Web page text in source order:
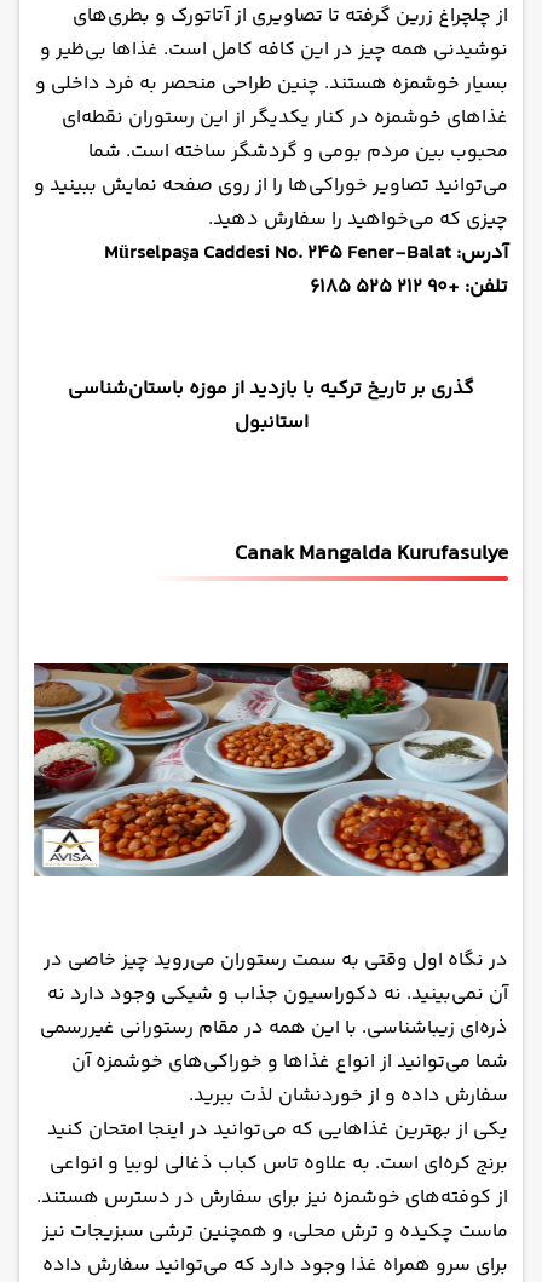
از چلچراغ زرین گرفته تا تصاویری از آتاتورک و بطری‌های
نوشیدنی همه چیز در این کافه کامل است. غذاها بی‌ظیر و
بسیار خوشمزه هستند. چنین طراحی منحصر به فرد داخلی و
غذاهای خوشمزه در کنار یکدیگر از این رستوران نقطه‌ای
محبوب بین مردم بومی و گردشگر ساخته است. شما
می‌توانید تصاویر خوراکی‌ها را از روی صفحه نمایش ببینید و
چیزی که می‌خواهید را سفارش دهید.
آدرس: Mürselpaşa Caddesi No. 245 Fener-Balat
تلفن: +90 212 525 6185
گذری بر تاریخ ترکیه با بازدید از موزه باستان‌شناسی
استانبول
Canak Mangalda Kurufasulye
در نگاه اول وقتی به سمت رستوران می‌روید چیز خاصی در
آن نمی‌بینید. نه دکوراسیون جذاب و شیکی وجود دارد نه
ذره‌ای زیباشناسی. با این همه در مقام رستورانی غیررسمی
شما می‌توانید از انواع غذاها و خوراکی‌های خوشمزه آن
سفارش داده و از خوردنشان لذت ببرید.
یکی از بهترین غذاهایی که می‌توانید در اینجا امتحان کنید
برنج کره‌ای است. به علاوه تاس کباب ذغالی لوبیا و انواعی
از کوفته‌های خوشمزه نیز برای سفارش در دسترس هستند.
ماست چکیده و ترش محلی، و همچنین ترشی سبزیجات نیز
برای سرو همراه غذا وجود دارد که می‌توانید سفارش داده